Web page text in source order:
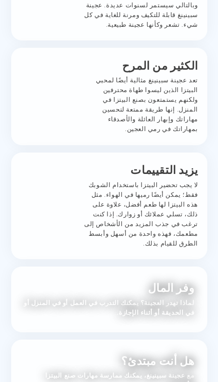
وبالتالي سيستمر لسنوات عديدة. عجينة
سبينينغ قابلة للتكيف ومرنة للغاية في كل
شيء. تشعر وكأنها عجينة طبيعية.
الكثير من المرح
تعد عجينة سبينينغ مثالية أيضًا لمحبي
البيتزا الذين ليسوا طهاة محترفين
ولكنهم يستمتعون بصنع البيتزا في
المنزل. إنها طريقة ممتعة لتحسين
مهاراتك وإبهار العائلة والأصدقاء
بمهاراتك في رمي العجين.
يزيد التقييمات
لا يجب تحضير البيتزا باستخدام الشوبك
فقط؛ يمكن أيضًا رميها في الهواء. مثل
هذه البيتزا لها طعم أفضل، علاوة على
ذلك، تسلي عملائك أو زوارك. إذا كنت
ترغب في جذب المزيد من الأشخاص إلى
مطعمك، فهذه واحدة من أسهل وأبسط
الطرق للقيام بذلك.
وفر المال
لماذا تهدر العجينة؟ يمكنك التدرب في العمل أو في المنزل أو
في الحديقة أو أثناء الإجازة.
هل أنت مبتدئ؟
مع عجينة سبينينغ، يمكنك ممارسة مهارات صنع البيتزا